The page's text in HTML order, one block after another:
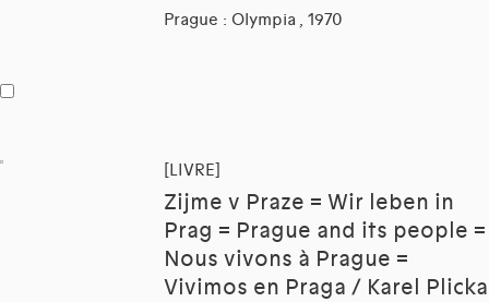
Prague : Olympia , 1970
[LIVRE]
Zijme v Praze = Wir leben in
Prag = Prague and its people =
Nous vivons à Prague =
Vivimos en Praga / Karel Plicka